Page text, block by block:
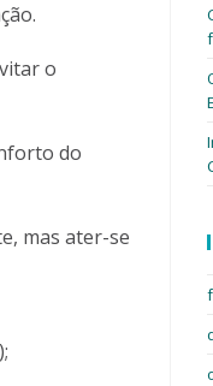
o
do
mas ater-se